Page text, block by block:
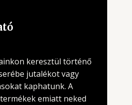
keresztül történő
jutalékot vagy
kaphatunk. A
emiatt neked